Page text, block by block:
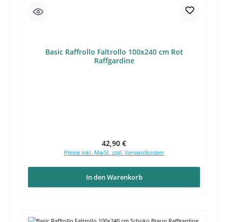
Basic Raffrollo Faltrollo 100x240 cm Rot
Raffgardine
Regulärer Preis:
42,90 €
Preise inkl. MwSt. zzgl. Versandkosten
In den Warenkorb